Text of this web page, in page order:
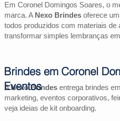
Em Coronel Domingos Soares, o
marca. A Nexo Brindes oferece
todos produzidos com materiais de
transformar simples lembranças
ANexo Brindes entrega brindes
marketing, eventos corporativos,
veja ideias de kit onboarding.
Brindes em Coronel
Eventos